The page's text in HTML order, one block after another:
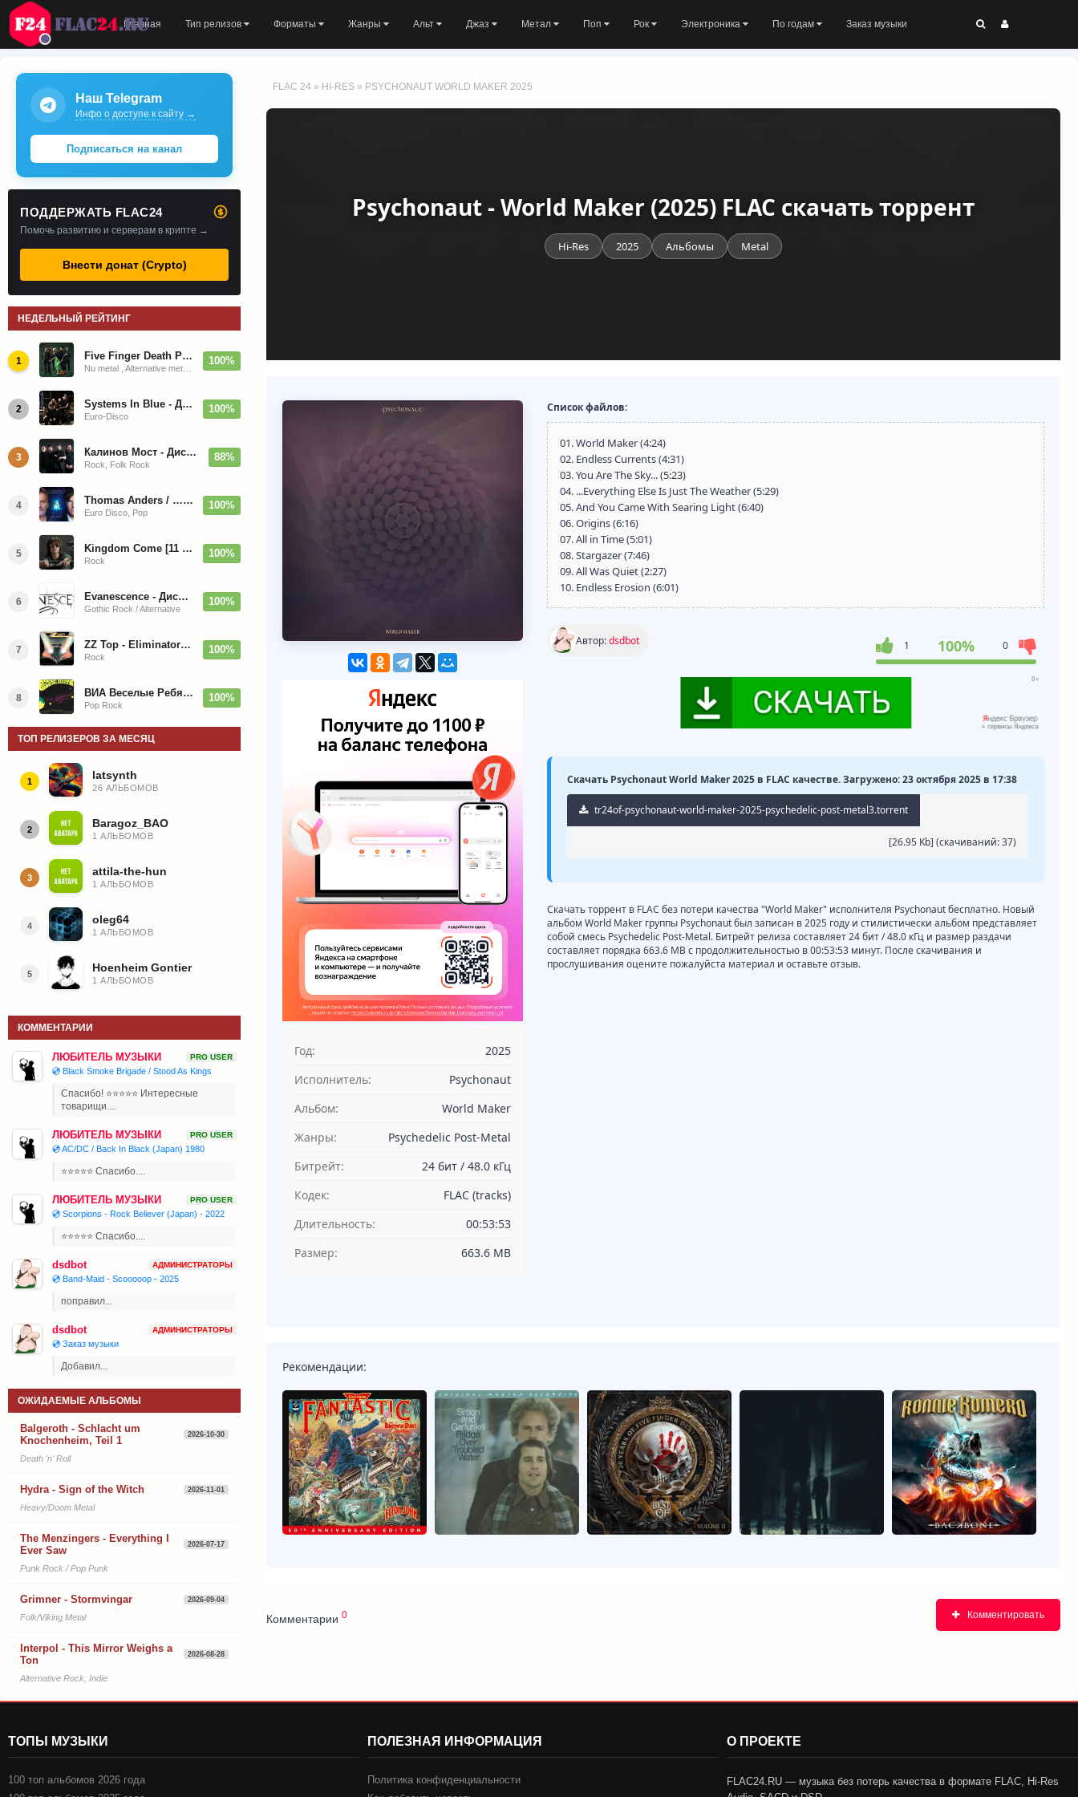
Главная Тип релизов Форматы Жанры Альт Джаз Метал Поп Рок Электроника По годам Заказ музыки
FLAC 24 » HI-RES » PSYCHONAUT WORLD MAKER 2025
Psychonaut - World Maker (2025) FLAC скачать торрент
Hi-Res 2025 Альбомы Metal
Год:
2025
Исполнитель:
Psychonaut
Альбом:
World Maker
Жанры:
Psychedelic Post-Metal
Битрейт:
24 бит / 48.0 кГц
Кодек:
FLAC (tracks)
Длительность:
00:53:53
Размер:
663.6 MB
Список файлов:
01. World Maker (4:24)
02. Endless Currents (4:31)
03. You Are The Sky... (5:23)
04. ...Everything Else Is Just The Weather (5:29)
05. And You Came With Searing Light (6:40)
06. Origins (6:16)
07. All in Time (5:01)
08. Stargazer (7:46)
09. All Was Quiet (2:27)
10. Endless Erosion (6:01)
Автор:dsdbot 1 100% 0
Скачать Psychonaut World Maker 2025 в FLAC качестве. Загружено: 23 октября 2025 в 17:38
tr24of-psychonaut-world-maker-2025-psychedelic-post-metal3.torrent
[26.95 Kb] (cкачиваний: 37)
Скачать торрент в FLAC без потери качества "World Maker" исполнителя Psychonaut бесплатно. Новый
альбом World Maker группы Psychonaut был записан в 2025 году и стилистически альбом представляет
собой смесь Psychedelic Post-Metal. Битрейт релиза составляет 24 бит / 48.0 кГц и размер раздачи
составляет порядка 663.6 MB с продолжительностью в 00:53:53 минут. После скачивания и
прослушивания оцените пожалуйста материал и оставьте отзыв.
Рекомендации:
Комментарии 0 Комментировать
Наш Telegram
Инфо о доступе к сайту →
Подписаться на канал
ПОДДЕРЖАТЬ FLAC24
Помочь развитию и серверам в крипте →
Внести донат (Crypto)
НЕДЕЛЬНЫЙ РЕЙТИНГ
1 Five Finger Death Punch - Дискография (2008-2026) 100%
2 Systems In Blue - Дискография (2020-2026)
Euro-Disco
100%
3 Калинов Мост - Дискография (1986-2026)
Rock, Folk Rock
88%
4 Thomas Anders / … Sings Modern Talking: The Best hi-res
Euro Disco, Pop
100%
5 Kingdom Come [11 Albums] 1988-2009
Rock
100%
6 Evanescence - Дискография (1998-2026)
Gothic Rock / Alternative
100%
7 ZZ Top - Eliminator 1983
Rock
100%
8 ВИА Веселые Ребята - Любовь - Огромная Страна - 1974/2026
Pop Rock
100%
ТОП РЕЛИЗЕРОВ ЗА МЕСЯЦ
1 latsynth
26 АЛЬБОМОВ
2 Baragoz_BAO
1 АЛЬБОМОВ
3 attila-the-hun
1 АЛЬБОМОВ
4 oleg64
1 АЛЬБОМОВ
5 Hoenheim Gontier
1 АЛЬБОМОВ
КОММЕНТАРИИ
ЛЮБИТЕЛЬ МУЗЫКИ PRO USER
💿 Black Smoke Brigade / Stood As Kings
Спасибо! ⭐⭐⭐⭐⭐ Интересные
товарищи....
ЛЮБИТЕЛЬ МУЗЫКИ PRO USER
💿 AC/DC / Back In Black (Japan) 1980
⭐⭐⭐⭐⭐ Спасибо....
ЛЮБИТЕЛЬ МУЗЫКИ PRO USER
💿 Scorpions - Rock Believer (Japan) - 2022
⭐⭐⭐⭐⭐ Спасибо....
dsdbot АДМИНИСТРАТОРЫ
💿 Band-Maid - Scooooop - 2025
поправил...
dsdbot АДМИНИСТРАТОРЫ
💿 Заказ музыки
Добавил...
ОЖИДАЕМЫЕ АЛЬБОМЫ
Balgeroth - Schlacht um
Knochenheim, Teil 1
2026-10-30
Death 'n' Roll
Hydra - Sign of the Witch 2026-11-01
Heavy/Doom Metal
The Menzingers - Everything I
Ever Saw
2026-07-17
Punk Rock / Pop Punk
Grimner - Stormvingar 2026-09-04
Folk/Viking Metal
Interpol - This Mirror Weighs a
Ton
2026-08-28
Alternative Rock, Indie
ТОПЫ МУЗЫКИ
100 топ альбомов 2026 года
ПОЛЕЗНАЯ ИНФОРМАЦИЯ
Политика конфиденциальности
О ПРОЕКТЕ
FLAC24.RU — музыка без потерь качества в формате FLAC, Hi-Res